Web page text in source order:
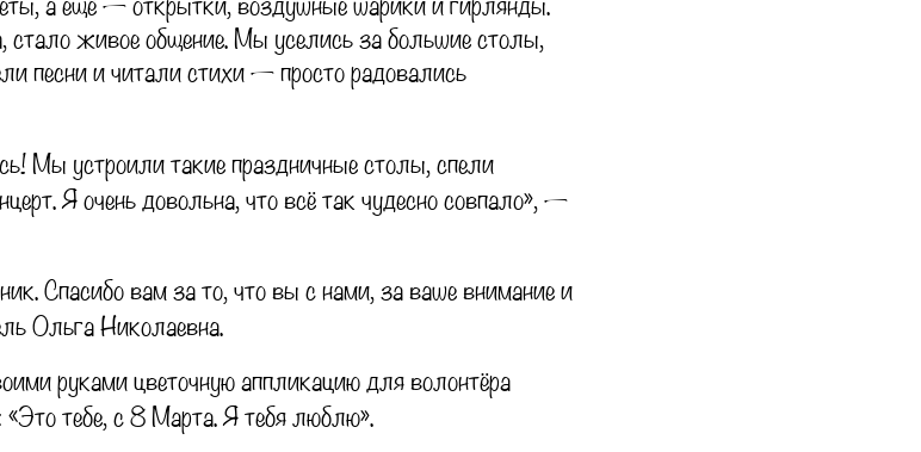
стало живое общение. Мы уселись за большие столы,
песни и читали стихи — просто радовались
Мы устроили такие праздничные столы, спели
Я очень довольна, что всё так чудесно совпало», —
Спасибо вам за то, что вы с нами, за ваше внимание и
Ольга Николаевна.
руками цветочную аппликацию для волонтёра
тебе, с 8 Марта. Я тебя люблю».